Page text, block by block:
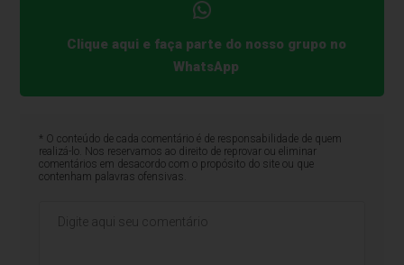
Clique aqui e faça parte do nosso grupo no
WhatsApp
* O conteúdo de cada comentário é de responsabilidade de quem
realizá-lo. Nos reservamos ao direito de reprovar ou eliminar
comentários em desacordo com o propósito do site ou que
contenham palavras ofensivas.